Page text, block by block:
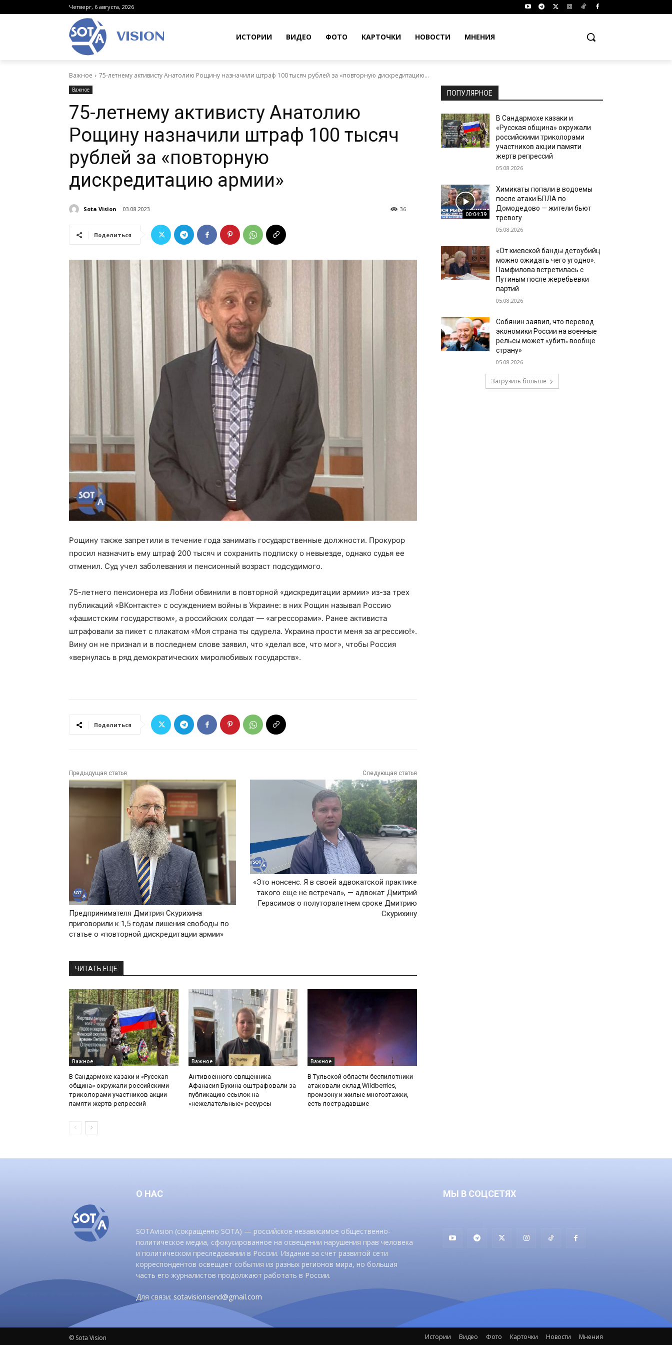
Четверг, 6 августа, 2026
VISION ИСТОРИИ ВИДЕО ФОТО КАРТОЧКИ НОВОСТИ МНЕНИЯ
Важное 75-летнему активисту Анатолию Рощину назначили штраф 100 тысяч рублей за «повторную дискредитацию...
Важное
75-летнему активисту Анатолию
Рощину назначили штраф 100 тысяч
рублей за «повторную
дискредитацию армии»
Sota Vision 03.08.2023 36
Поделиться
Рощину также запретили в течение года занимать государственные должности. Прокурор
просил назначить ему штраф 200 тысяч и сохранить подписку о невыезде, однако судья ее
отменил. Суд учел заболевания и пенсионный возраст подсудимого.
75-летнего пенсионера из Лобни обвинили в повторной «дискредитации армии» из-за трех
публикаций «ВКонтакте» с осуждением войны в Украине: в них Рощин называл Россию
«фашистским государством», а российских солдат — «агрессорами». Ранее активиста
штрафовали за пикет с плакатом «Моя страна ты сдурела. Украина прости меня за агрессию!».
Вину он не признал и в последнем слове заявил, что «делал все, что мог», чтобы Россия
«вернулась в ряд демократических миролюбивых государств».
Поделиться
Предыдущая статья
Предпринимателя Дмитрия Скурихина
приговорили к 1,5 годам лишения свободы по
статье о «повторной дискредитации армии»
Следующая статья
«Это нонсенс. Я в своей адвокатской практике
такого еще не встречал», — адвокат Дмитрий
Герасимов о полуторалетнем сроке Дмитрию
Скурихину
ЧИТАТЬ ЕЩЕ
Важное
В Сандармохе казаки и «Русская
община» окружали российскими
триколорами участников акции
памяти жертв репрессий
Важное
Антивоенного священника
Афанасия Букина оштрафовали за
публикацию ссылок на
«нежелательные» ресурсы
Важное
В Тульской области беспилотники
атаковали склад Wildberries,
промзону и жилые многоэтажки,
есть пострадавшие
ПОПУЛЯРНОЕ
В Сандармохе казаки и
«Русская община» окружали
российскими триколорами
участников акции памяти
жертв репрессий
05.08.2026
00:04:39
Химикаты попали в водоемы
после атаки БПЛА по
Домодедово — жители бьют
тревогу
05.08.2026
«От киевской банды детоубийц
можно ожидать чего угодно».
Памфилова встретилась с
Путиным после жеребьевки
партий
05.08.2026
Собянин заявил, что перевод
экономики России на военные
рельсы может «убить вообще
страну»
05.08.2026
Загрузить больше
О НАС
SOTAvision (сокращенно SOTA) — российское независимое общественно-
политическое медиа, сфокусированное на освещении нарушения прав человека
и политическом преследовании в России. Издание за счет развитой сети
корреспондентов освещает события из разных регионов мира, но большая
часть его журналистов продолжают работать в России.
Для связи: sotavisionsend@gmail.com
МЫ В СОЦСЕТЯХ
© Sota Vision Истории Видео Фото Карточки Новости Мнения